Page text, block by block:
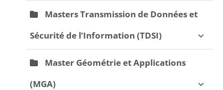
Masters Transmission de Données et
Sécurité de l’Information (TDSI)
Master Géométrie et Applications
(MGA)